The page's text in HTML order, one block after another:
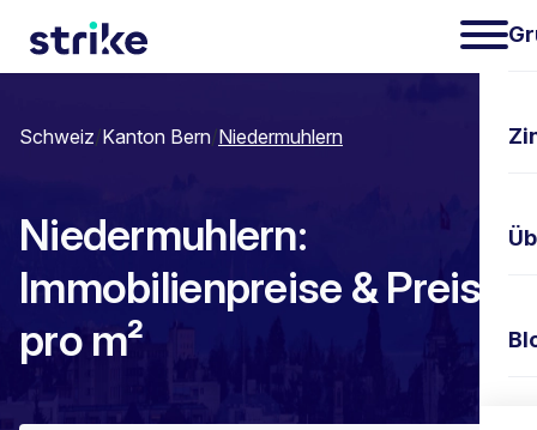
Schweiz/Kanton Bern/Niedermuhlern
Niedermuhlern:
Immobilienpreise & Preis
pro m²